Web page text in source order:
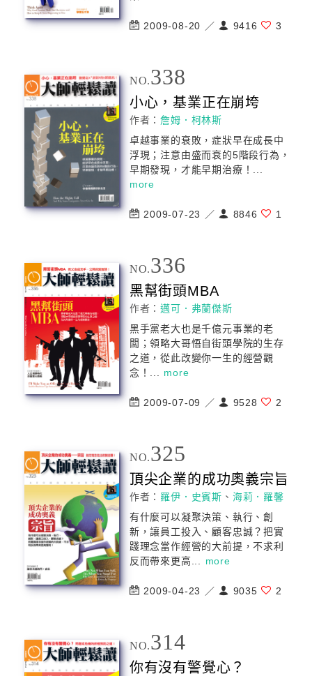
2009-08-20 ／ 9416 3
NO.338
小心，基業正在崩垮
作者：詹姆．柯林斯
卓越事業的衰敗，症狀早在成長中
浮現；注意由盛而衰的5階段行為，
早期發現，才能早期治療！...
more
2009-07-23 ／ 8846 1
NO.336
黑幫街頭MBA
作者：邁可．弗蘭傑斯
黑手黨老大也是千億元事業的老
闆；領略大哥悟自街頭學院的生存
之道，從此改變你一生的經營觀
念！... more
2009-07-09 ／ 9528 2
NO.325
頂尖企業的成功奧義宗旨
作者： 羅伊．史賓斯 、 海莉．羅馨
有什麼可以凝聚決策、執行、創
新，讓員工投入、顧客忠誠？把實
踐理念當作經營的大前提，不求利
反而帶來更高... more
2009-04-23 ／ 9035 2
NO.314
你有沒有警覺心？